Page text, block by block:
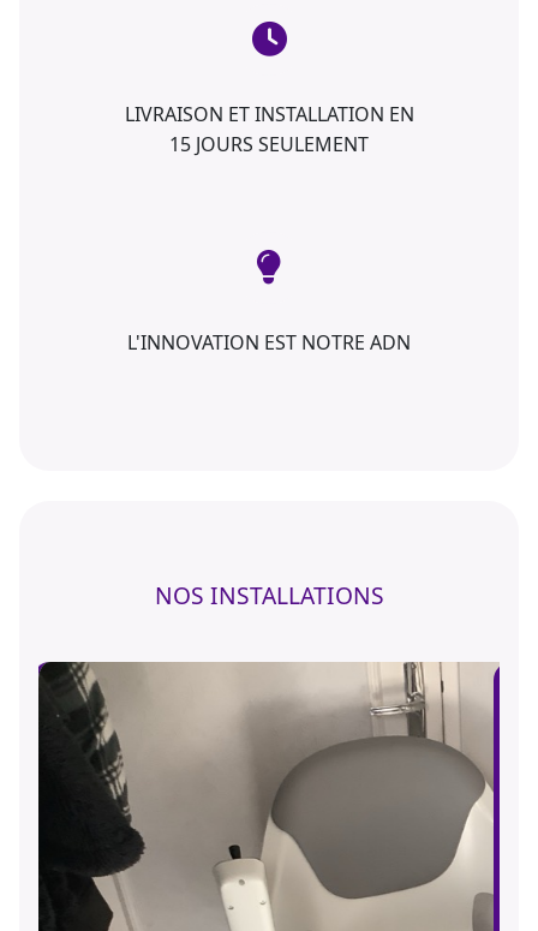
LIVRAISON ET INSTALLATION EN
15 JOURS SEULEMENT
L'INNOVATION EST NOTRE ADN
NOS INSTALLATIONS